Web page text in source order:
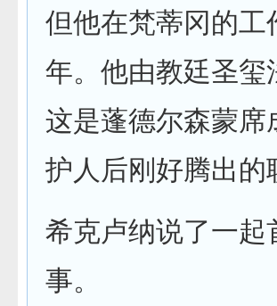
但他在梵蒂冈的工
年。他由教廷圣玺
这是蓬德尔森蒙席
护人后刚好腾出的
希克卢纳说了一起
事。